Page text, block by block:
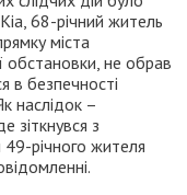
68-річний житель
міста
обстановки, не обрав
в безпечності
наслідок –
зіткнувся з
річного жителя